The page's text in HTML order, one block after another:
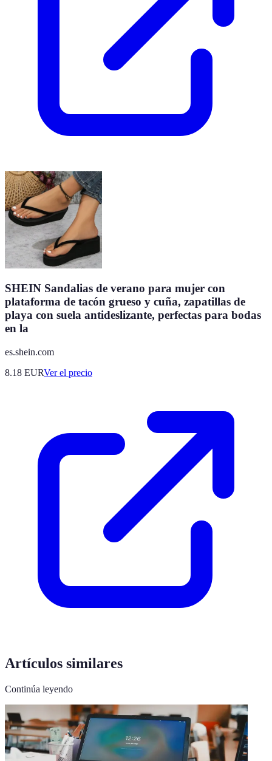
SHEIN Sandalias de verano para mujer con
plataforma de tacón grueso y cuña, zapatillas de
playa con suela antideslizante, perfectas para bodas
en la
es.shein.com
8.18 EURVer el precio
Artículos similares
Continúa leyendo